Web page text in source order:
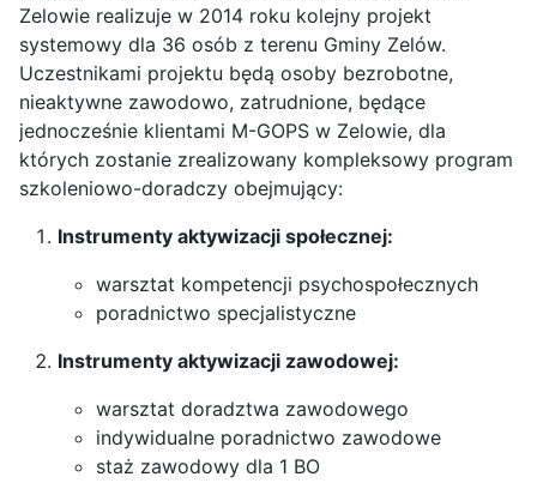
Zelowie realizuje w 2014 roku kolejny projekt
systemowy dla 36 osób z terenu Gminy Zelów.
Uczestnikami projektu będą osoby bezrobotne,
nieaktywne zawodowo, zatrudnione, będące
jednocześnie klientami M-GOPS w Zelowie, dla
których zostanie zrealizowany kompleksowy program
szkoleniowo-doradczy obejmujący:
Instrumenty aktywizacji społecznej:
warsztat kompetencji psychospołecznych
poradnictwo specjalistyczne
Instrumenty aktywizacji zawodowej:
warsztat doradztwa zawodowego
indywidualne poradnictwo zawodowe
staż zawodowy dla 1 BO